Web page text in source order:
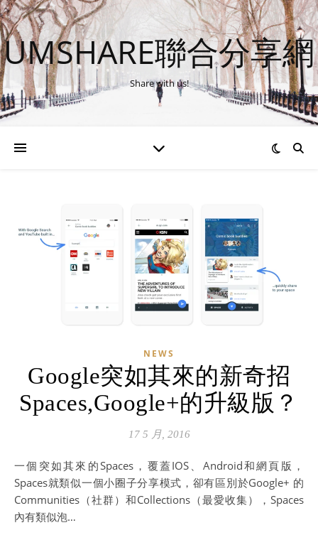
UMSHARE聯合分享網
Share with us!
NEWS
Google突如其來的新奇招
Spaces,Google+的升級版？
17 5 月, 2016
一個突如其來的Spaces，覆蓋IOS、Android和網頁版，
Spaces就類似一個小圈子分享模式，卻有區別於Google+ 的
Communities（社群）和Collections（最愛收集），Spaces
內有類似泡…